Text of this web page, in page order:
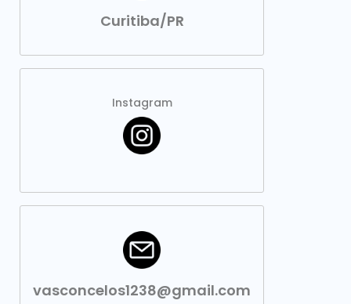
Curitiba/PR
Instagram
vasconcelos1238@gmail.com